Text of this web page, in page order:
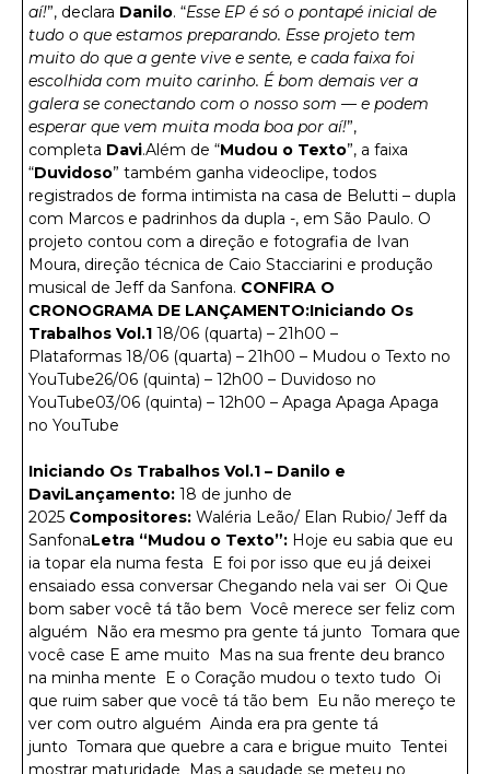
aí!”, declara Danilo. “Esse EP é só o pontapé inicial de
tudo o que estamos preparando. Esse projeto tem
muito do que a gente vive e sente, e cada faixa foi
escolhida com muito carinho. É bom demais ver a
galera se conectando com o nosso som — e podem
esperar que vem muita moda boa por aí!”,
completa Davi.Além de “Mudou o Texto”, a faixa
“Duvidoso” também ganha videoclipe, todos
registrados de forma intimista na casa de Belutti – dupla
com Marcos e padrinhos da dupla -, em São Paulo. O
projeto contou com a direção e fotografia de Ivan
Moura, direção técnica de Caio Stacciarini e produção
musical de Jeff da Sanfona. CONFIRA O
CRONOGRAMA DE LANÇAMENTO:Iniciando Os
Trabalhos Vol.1 18/06 (quarta) – 21h00 –
Plataformas 18/06 (quarta) – 21h00 – Mudou o Texto no
YouTube26/06 (quinta) – 12h00 – Duvidoso no
YouTube03/06 (quinta) – 12h00 – Apaga Apaga Apaga
no YouTube
Iniciando Os Trabalhos Vol.1 – Danilo e
DaviLançamento: 18 de junho de
2025 Compositores: Waléria Leão/ Elan Rubio/ Jeff da
SanfonaLetra “Mudou o Texto”: Hoje eu sabia que eu
ia topar ela numa festa E foi por isso que eu já deixei
ensaiado essa conversar Chegando nela vai ser Oi Que
bom saber você tá tão bem Você merece ser feliz com
alguém Não era mesmo pra gente tá junto Tomara que
você case E ame muito Mas na sua frente deu branco
na minha mente E o Coração mudou o texto tudo Oi
que ruim saber que você tá tão bem Eu não mereço te
ver com outro alguém Ainda era pra gente tá
junto Tomara que quebre a cara e brigue muito Tentei
mostrar maturidade Mas a saudade se meteu no